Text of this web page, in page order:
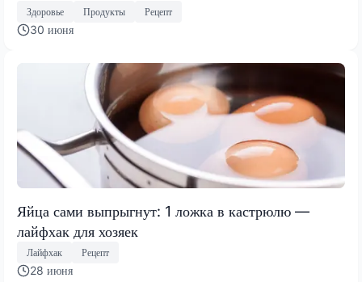
Здоровье Продукты Рецепт
30 июня
Яйца сами выпрыгнут: 1 ложка в кастрюлю —
лайфхак для хозяек
Лайфхак Рецепт
28 июня